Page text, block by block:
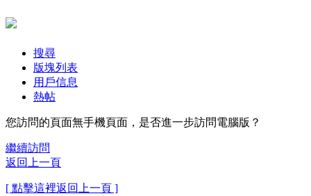
搜尋
版塊列表
用戶信息
熱帖
您訪問的頁面無手機頁面，是否進一步訪問電腦版？
繼續訪問
返回上一頁
[ 點擊這裡返回上一頁 ]